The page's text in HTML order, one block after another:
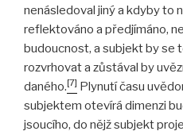
nenásledoval jiný a kdyby to
reflektováno a předjímáno,
budoucnost, a subjekt by se
rozvrhovat a zůstával by
daného.[7] Plynutí času
subjektem otevírá dimenzi
jsoucího, do nějž subjekt